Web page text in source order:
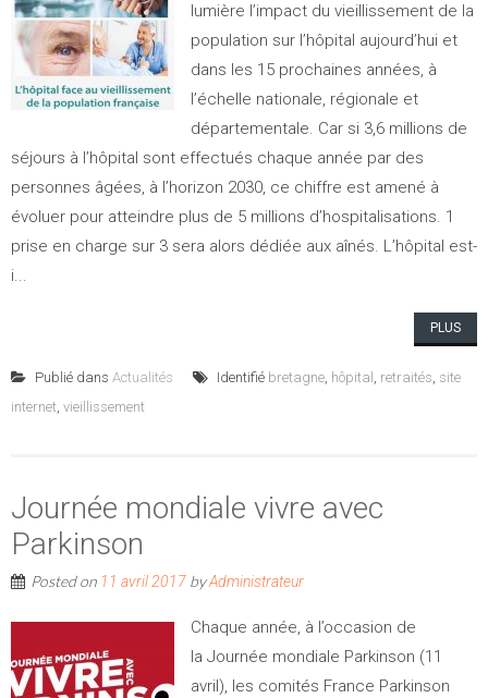
lumière l’impact du vieillissement de la
population sur l’hôpital aujourd’hui et
dans les 15 prochaines années, à
l’échelle nationale, régionale et
départementale. Car si 3,6 millions de
séjours à l’hôpital sont effectués chaque année par des
personnes âgées, à l’horizon 2030, ce chiffre est amené à
évoluer pour atteindre plus de 5 millions d’hospitalisations. 1
prise en charge sur 3 sera alors dédiée aux aînés. L’hôpital est-
i...
PLUS
Publié dans Actualités Identifié bretagne, hôpital , retraités, site
internet, vieillissement
Journée mondiale vivre avec
Parkinson
Posted on 11 avril 2017 byAdministrateur
Chaque année, à l’occasion de
la Journée mondiale Parkinson (11
avril), les comités France Parkinson